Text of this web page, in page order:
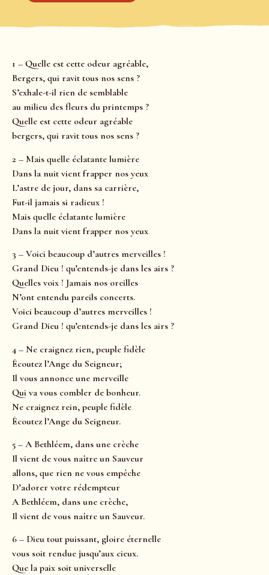
1 – Quelle est cette odeur agréable,
Bergers, qui ravit tous nos sens ?
S’exhale-t-il rien de semblable
au milieu des fleurs du printemps ?
Quelle est cette odeur agréable
bergers, qui ravit tous nos sens ?
2 – Mais quelle éclatante lumière
Dans la nuit vient frapper nos yeux
L’astre de jour, dans sa carrière,
Fut-il jamais si radieux !
Mais quelle éclatante lumière
Dans la nuit vient frapper nos yeux
3 – Voici beaucoup d’autres merveilles !
Grand Dieu ! qu’entends-je dans les airs ?
Quelles voix ! Jamais nos oreilles
N’ont entendu pareils concerts.
Voici beaucoup d’autres merveilles !
Grand Dieu ! qu’entends-je dans les airs ?
4 – Ne craignez rien, peuple fidèle
Écoutez l’Ange du Seigneur;
Il vous annonce une merveille
Qui va vous combler de bonheur.
Ne craignez rein, peuple fidèle
Écoutez l’Ange du Seigneur.
5 – A Bethléem, dans une crèche
Il vient de vous naître un Sauveur
allons, que rien ne vous empêche
D’adorer votre rédempteur
A Bethléem, dans une crèche,
Il vient de vous naître un Sauveur.
6 – Dieu tout puissant, gloire éternelle
vous soit rendue jusqu’aux cieux.
Que la paix soit universelle